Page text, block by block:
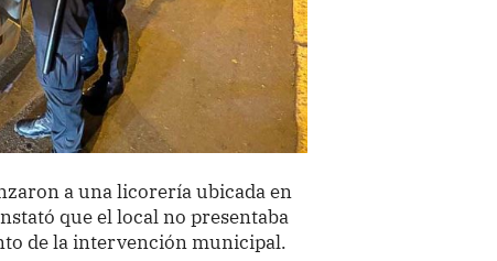
a una licorería ubicada en
que el local no presentaba
de la intervención municipal.